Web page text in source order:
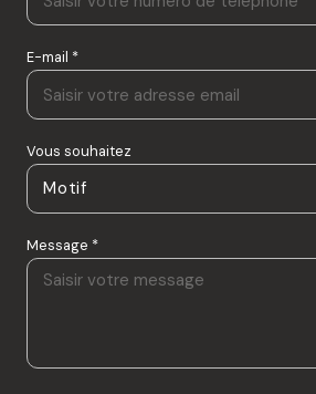
E-mail *
Vous souhaitez
Motif
Message *